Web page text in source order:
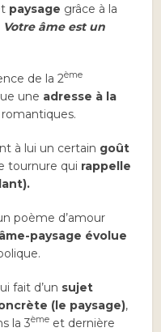
paysage grâce à la
Votre âme est un
de la 2ème
une adresse à la
à lui un certain goût
tournure qui rappelle
poème d’amour
paysage évolue
fait d’un sujet
(le paysage),
la 3ème et dernière